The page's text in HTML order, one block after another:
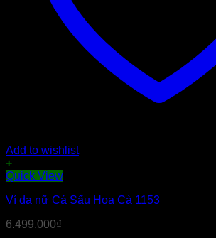
Add to wishlist
+
Quick View
Ví da nữ Cá Sấu Hoa Cà 1153
6.499.000₫